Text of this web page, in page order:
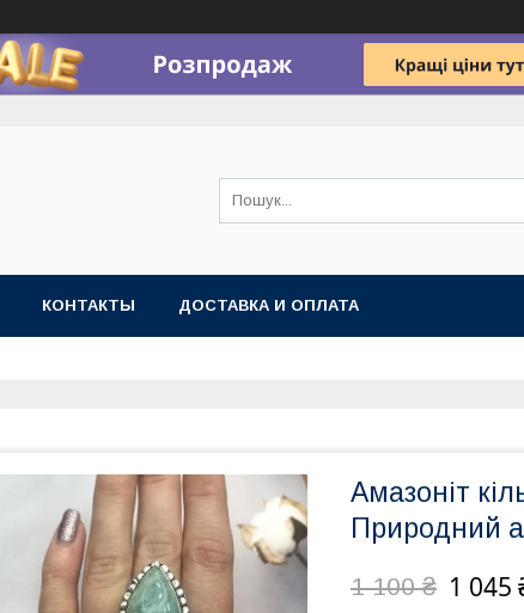
КОНТАКТЫ ДОСТАВКА И ОПЛАТА
Амазоніт
Природний
1 100 ₴ 1 045